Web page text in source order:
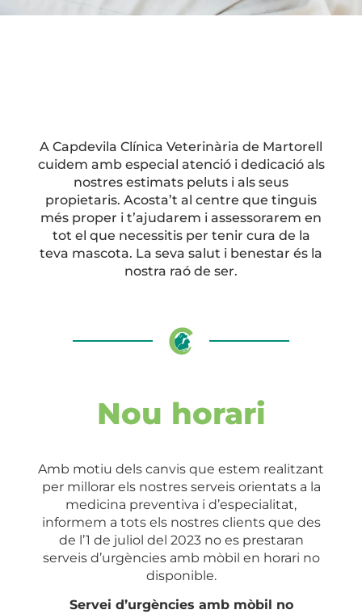
A Capdevila Clínica Veterinària de Martorell
cuidem amb especial atenció i dedicació als
nostres estimats peluts i als seus
propietaris. Acosta’t al centre que tinguis
més proper i t’ajudarem i assessorarem en
tot el que necessitis per tenir cura de la
teva mascota. La seva salut i benestar és la
nostra raó de ser.
Nou horari
Amb motiu dels canvis que estem realitzant
per millorar els nostres serveis orientats a la
medicina preventiva i d’especialitat,
informem a tots els nostres clients que des
de l’1 de juliol del 2023 no es prestaran
serveis d’urgències amb mòbil en horari no
disponible.
Servei d’urgències amb mòbil no